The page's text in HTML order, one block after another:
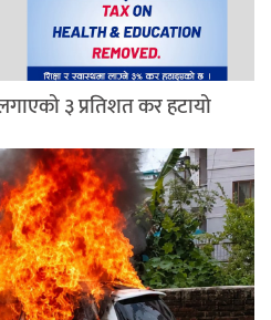
३ प्रतिशत कर हटायो